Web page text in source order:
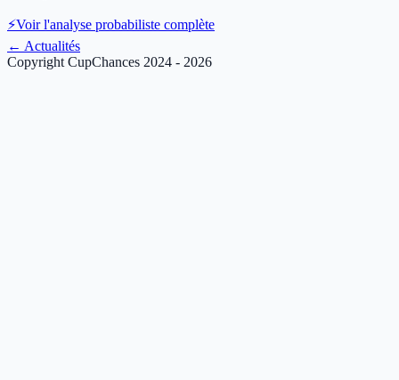
⚡Voir l'analyse probabiliste complète
← Actualités
Copyright CupChances 2024 - 2026